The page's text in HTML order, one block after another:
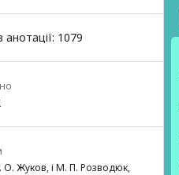
анотації: 1079
О. Жуков, і М. П. Розводюк,